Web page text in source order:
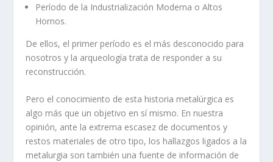
Período de la Industrialización Moderna o Altos
Hornos.
De ellos, el primer período es el más desconocido para
nosotros y la arqueología trata de responder a su
reconstrucción.
Pero el conocimiento de esta historia metalúrgica es
algo más que un objetivo en sí mismo. En nuestra
opinión, ante la extrema escasez de documentos y
restos materiales de otro tipo, los hallazgos ligados a la
metalurgia son también una fuente de información de